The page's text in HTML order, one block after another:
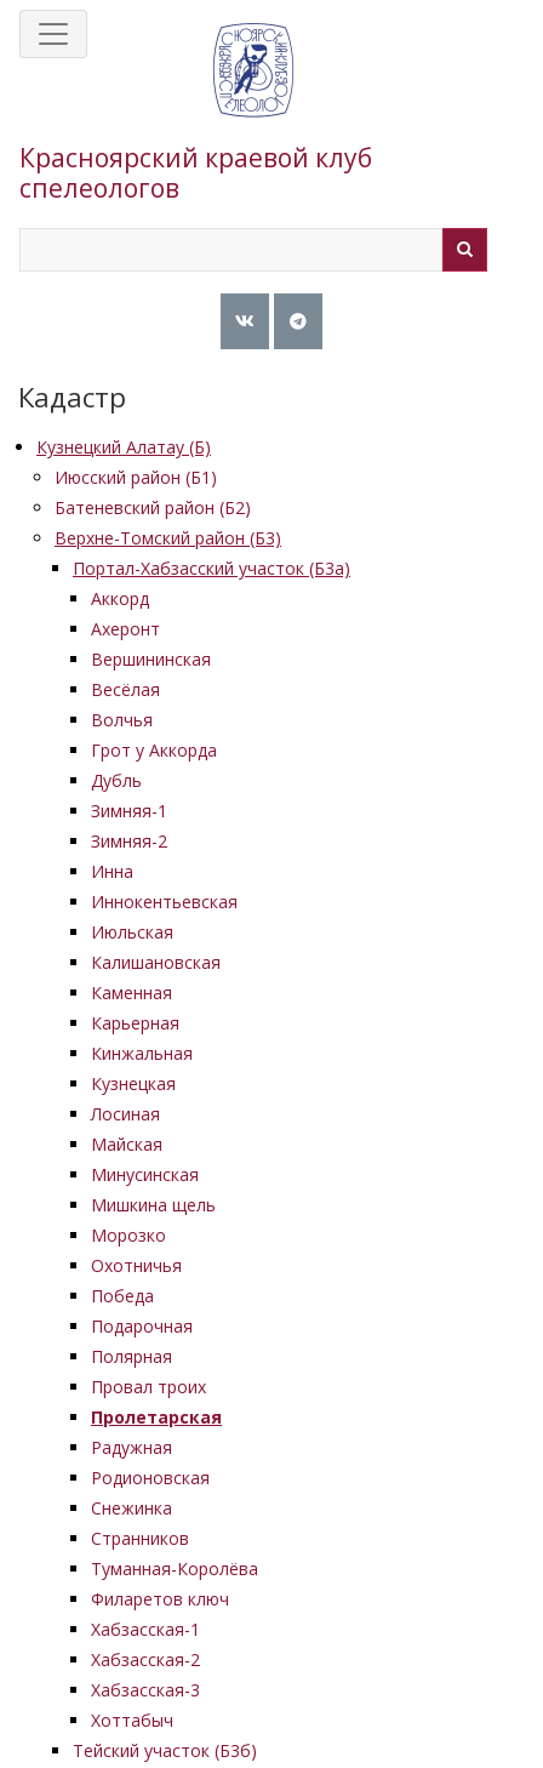
Перейти
Красноярский краевой клуб
спелеологов
Кадастр
Кузнецкий Алатау (Б)
Июсский район (Б1)
Батеневский район (Б2)
Верхне-Томский район (Б3)
Портал-Хабзасский участок (Б3а)
Аккорд
Ахеронт
Вершининская
Весёлая
Волчья
Грот у Аккорда
Дубль
Зимняя-1
Зимняя-2
Инна
Иннокентьевская
Июльская
Калишановская
Каменная
Карьерная
Кинжальная
Кузнецкая
Лосиная
Майская
Минусинская
Мишкина щель
Морозко
Охотничья
Победа
Подарочная
Полярная
Провал троих
Пролетарская
Радужная
Родионовская
Снежинка
Странников
Туманная-Королёва
Филаретов ключ
Хабзасская-1
Хабзасская-2
Хабзасская-3
Хоттабыч
Тейский участок (Б3б)